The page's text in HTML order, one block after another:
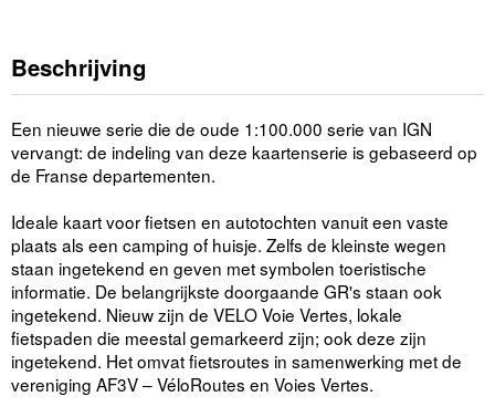
Beschrijving
Een nieuwe serie die de oude 1:100.000 serie van IGN
vervangt: de indeling van deze kaartenserie is gebaseerd op
de Franse departementen.
Ideale kaart voor fietsen en autotochten vanuit een vaste
plaats als een camping of huisje. Zelfs de kleinste wegen
staan ingetekend en geven met symbolen toeristische
informatie. De belangrijkste doorgaande GR's staan ook
ingetekend. Nieuw zijn de VELO Voie Vertes, lokale
fietspaden die meestal gemarkeerd zijn; ook deze zijn
ingetekend. Het omvat fietsroutes in samenwerking met de
vereniging AF3V – VéloRoutes en Voies Vertes.